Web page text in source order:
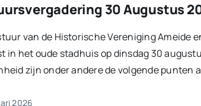
30 Augustus
van de Historische Vereniging Ameide
in het oude stadhuis op dinsdag 30
zijn onder andere de volgende punten
2026